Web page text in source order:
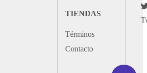
TIENDAS
Términos
Contacto